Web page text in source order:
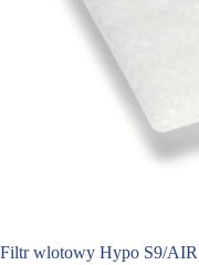
Filtr wlotowy Hypo S9/